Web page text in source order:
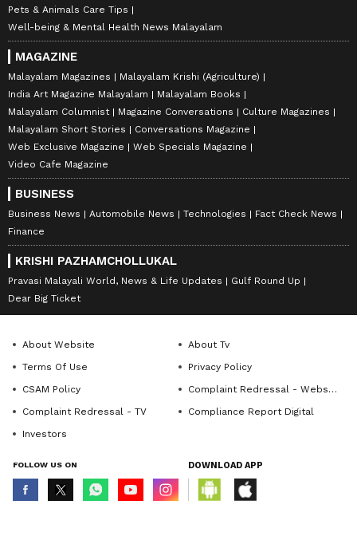
Pets & Animals Care Tips
Well-being & Mental Health News Malayalam
MAGAZINE
Malayalam Magazines
Malayalam Krishi (Agriculture)
India Art Magazine Malayalam
Malayalam Books
Malayalam Columnist
Magazine Conversations
Culture Magazines
Malayalam Short Stories
Conversations Magazine
Web Exclusive Magazine
Web Specials Magazine
Video Cafe Magazine
BUSINESS
Business News Automobile News Technologies
Fact Check News
Finance
KRISHI PAZHAMCHOLLUKAL
Pravasi Malayali World, News & Life Updates
Gulf Round Up
Dear Big Ticket
About Website
About Tv
Terms Of Use
Privacy Policy
CSAM Policy
Complaint Redressal - Website
Complaint Redressal - TV
Compliance Report Digital
Investors
FOLLOW US ON DOWNLOAD APP